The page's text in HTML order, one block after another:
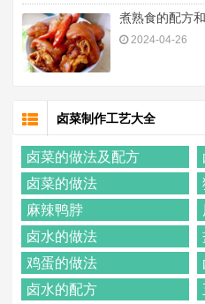
煮熟食的配方
2024-04-26
卤菜制作工艺大全
卤菜的做法及配方
卤菜的做法
麻辣鸭脖
卤水的做法
鸡蛋的做法
卤水的配方